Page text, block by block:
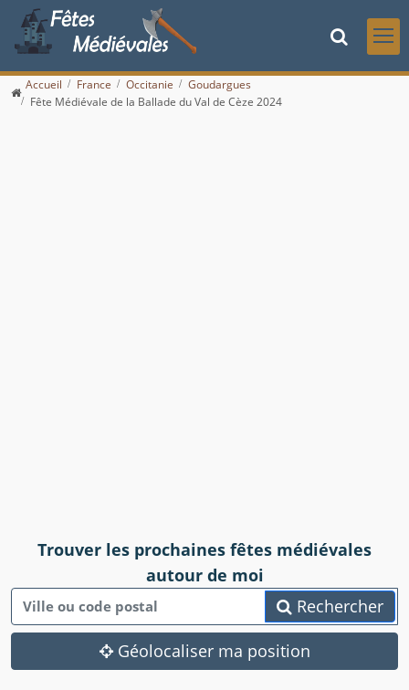
Accueil France Occitanie
Goudargues
Fête Médiévale de la Ballade du Val de Cèze 2024
Trouver les prochaines fêtes médiévales
autour de moi
Rechercher
Géolocaliser ma position